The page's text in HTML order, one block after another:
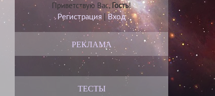
Приветствую Вас, Гость!
Регистрация |Вход
РЕКЛАМА
ТЕСТЫ